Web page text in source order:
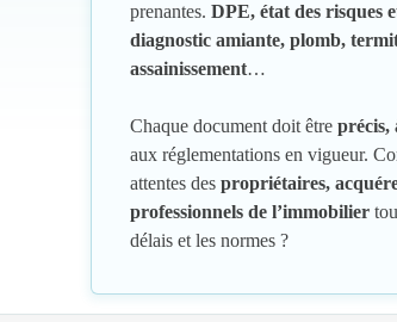
prenantes.DPE, état des risques
diagnostic amiante, plomb,
assainissement…
Chaque document doit êtreprécis,
aux réglementations en vigueur.
attentes despropriétaires,
professionnels de l’immobilier
délais et les normes ?